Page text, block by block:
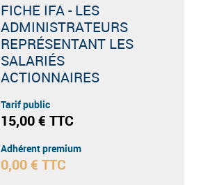
FICHE IFA - LES
ADMINISTRATEURS
REPRÉSENTANT LES
SALARIÉS
ACTIONNAIRES
Tarif public
15,00 € TTC
Adhérent premium
0,00 € TTC